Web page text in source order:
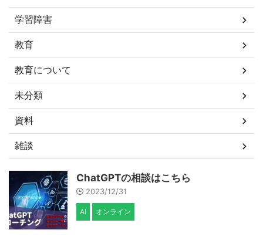
学習障害
教育
教育について
未分類
資料
雑談
ChatGPTの相談はこちら
2023/12/31
AI オンライン